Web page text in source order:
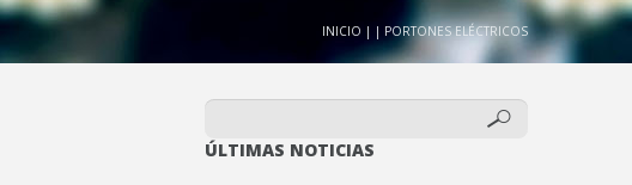
INICIO | | PORTONES ELÉCTRICOS
ÚLTIMAS NOTICIAS